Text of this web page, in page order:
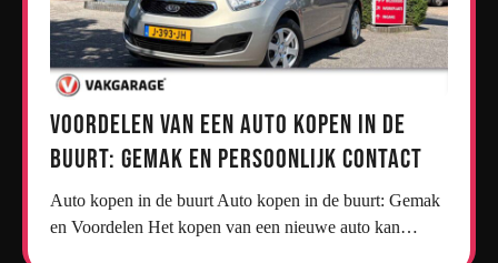
Voordelen van een Auto Kopen in de
Buurt: Gemak en Persoonlijk Contact
Auto kopen in de buurt Auto kopen in de buurt: Gemak
en Voordelen Het kopen van een nieuwe auto kan…